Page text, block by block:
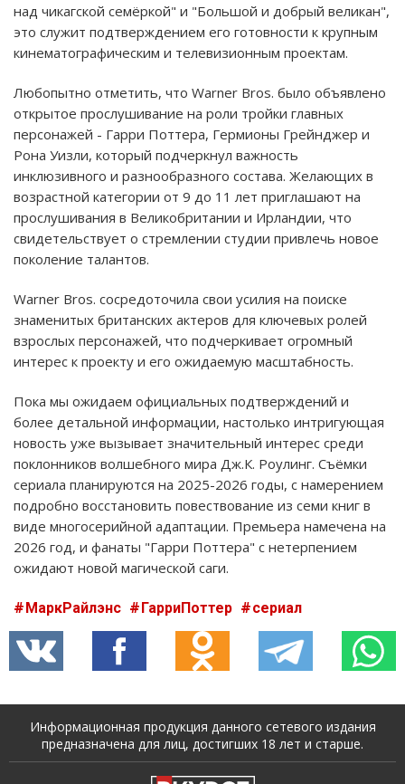
над чикагской семёркой" и "Большой и добрый великан",
это служит подтверждением его готовности к крупным
кинематографическим и телевизионным проектам.
Любопытно отметить, что Warner Bros. было объявлено
открытое прослушивание на роли тройки главных
персонажей - Гарри Поттера, Гермионы Грейнджер и
Рона Уизли, который подчеркнул важность
инклюзивного и разнообразного состава. Желающих в
возрастной категории от 9 до 11 лет приглашают на
прослушивания в Великобритании и Ирландии, что
свидетельствует о стремлении студии привлечь новое
поколение талантов.
Warner Bros. сосредоточила свои усилия на поиске
знаменитых британских актеров для ключевых ролей
взрослых персонажей, что подчеркивает огромный
интерес к проекту и его ожидаемую масштабность.
Пока мы ожидаем официальных подтверждений и
более детальной информации, настолько интригующая
новость уже вызывает значительный интерес среди
поклонников волшебного мира Дж.К. Роулинг. Съёмки
сериала планируются на 2025-2026 годы, с намерением
подробно восстановить повествование из семи книг в
виде многосерийной адаптации. Премьера намечена на
2026 год, и фанаты "Гарри Поттера" с нетерпением
ожидают новой магической саги.
МаркРайлэнс ГарриПоттер сериал
Информационная продукция данного сетевого издания
предназначена для лиц, достигших 18 лет и старше.